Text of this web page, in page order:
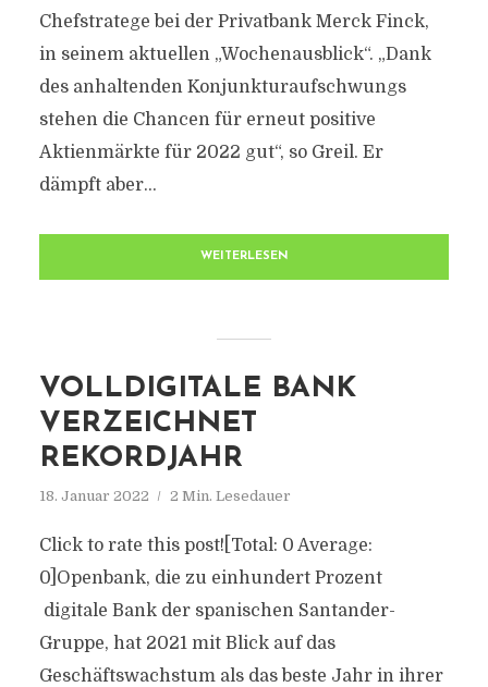
Chefstratege bei der Privatbank Merck Finck,
in seinem aktuellen „Wochenausblick“. „Dank
des anhaltenden Konjunkturaufschwungs
stehen die Chancen für erneut positive
Aktienmärkte für 2022 gut“, so Greil. Er
dämpft aber...
WEITERLESEN
VOLLDIGITALE BANK
VERZEICHNET
REKORDJAHR
18. Januar 2022 2 Min. Lesedauer
Click to rate this post![Total: 0 Average:
0]Openbank, die zu einhundert Prozent
digitale Bank der spanischen Santander-
Gruppe, hat 2021 mit Blick auf das
Geschäftswachstum als das beste Jahr in ihrer